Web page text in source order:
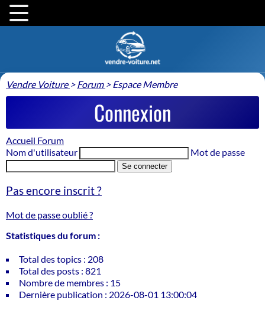
Vendre Voiture > Forum > Espace Membre
Connexion
Accueil Forum
Nom d'utilisateur
Mot de passe
Se connecter
Pas encore inscrit ?
Mot de passe oublié ?
Statistiques du forum :
Total des topics : 208
Total des posts : 821
Nombre de membres : 15
Dernière publication : 2026-08-01 13:00:04